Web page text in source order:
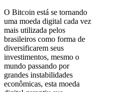
O Bitcoin está se tornando
uma moeda digital cada vez
mais utilizada pelos
brasileiros como forma de
diversificarem seus
investimentos, mesmo o
mundo passando por
grandes instabilidades
econômicas, esta moeda